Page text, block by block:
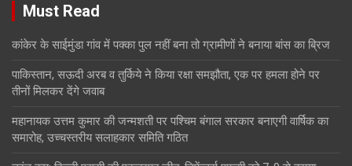
Must Read
कांकेर के साईमुंडा गांव में पक्का पुल नहीं बना तो ग्रामीणों ने बनाया बांस का ब्रिज
पाकिस्तान, सऊदी अरब व तुर्किये ने किया रक्षा समझौता, एक पर हमला होने पर
तीनों मिलकर देंगे जवाब
महानायक उत्तम कुमार की जन्मशती पर पश्चिम बंगाल सरकार बनाएगी वार्षिक का
समारोह, उच्चस्तरीय सलाहकार समिति गठित